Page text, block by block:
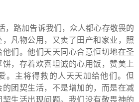
，路加告诉我们，众人都心存敬畏的
凡物公用，又卖了田产和家业，照
们。他们天天同心合意恒切地在圣
，存着欢喜坦诚的心用饭，赞美上
。主将得救的人天天加给他们。但
团契生活，不是增加的，而是在减
生活出现问题。我们没有敬畏神的